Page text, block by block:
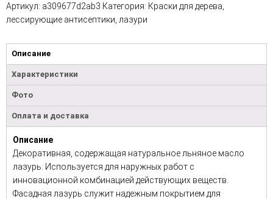
Артикул: a309677d2ab3 Категория: Краски для дерева,
лессирующие антисептики, лазури
Описание
Характеристики
Фото
Оплата и доставка
Описание
Декоративная, содержащая натуральное льняное масло
лазурь. Используется для наружных работ с
инновационной комбинацией действующих веществ.
Фасадная лазурь служит надежным покрытием для